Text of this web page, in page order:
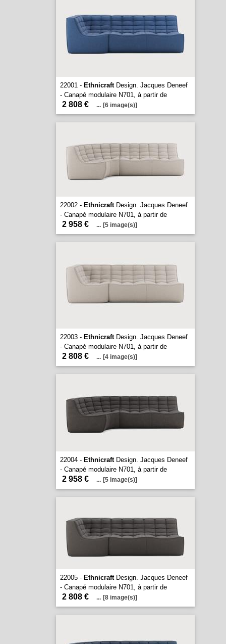
22001 - EthnicraftDesign. Jacques Deneef
- Canapé modulaire N701, à partir de
2 808 € ... [6 image(s)]
22002 - EthnicraftDesign. Jacques Deneef
- Canapé modulaire N701, à partir de
2 958 € ... [5 image(s)]
22003 - EthnicraftDesign. Jacques Deneef
- Canapé modulaire N701, à partir de
2 808 € ... [4 image(s)]
22004 - EthnicraftDesign. Jacques Deneef
- Canapé modulaire N701, à partir de
2 958 € ... [5 image(s)]
22005 - EthnicraftDesign. Jacques Deneef
- Canapé modulaire N701, à partir de
2 808 € ... [8 image(s)]